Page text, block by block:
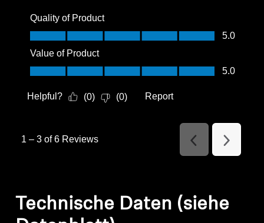
Quality of Product
Quality of Product, 5.0 out of 5
5.0
Value of Product
Value of Product, 5.0 out of 5
5.0
Helpful? (0) (0) Report
1 – 3 of 6 Reviews
Previous
Reviews
Next
Reviews
Technische Daten (siehe